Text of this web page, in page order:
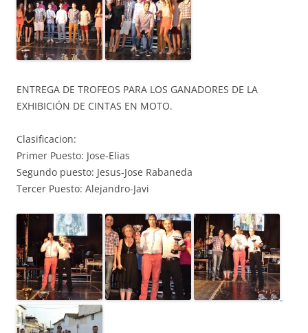
ENTREGA DE TROFEOS PARA LOS GANADORES DE LA
EXHIBICIÓN DE CINTAS EN MOTO.
Clasificacion:
Primer Puesto: Jose-Elias
Segundo puesto: Jesus-Jose Rabaneda
Tercer Puesto: Alejandro-Javi